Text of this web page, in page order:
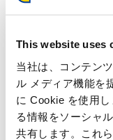
This website uses
当社は、コンテン
ル メディア機能を
に Cookie を使用
る情報をソーシャ
共有します。これ
【タイトル名】
【プレイ人数】
【稼働開始日】
【公式サイト】：